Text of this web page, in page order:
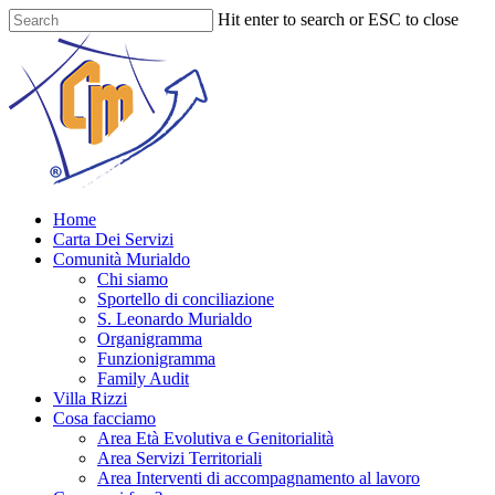
Skip
to
content
Hit enter to search or ESC to close
Menu
Home
Carta Dei Servizi
Comunità Murialdo
Chi siamo
Sportello di conciliazione
S. Leonardo Murialdo
Organigramma
Funzionigramma
Family Audit
Villa Rizzi
Cosa facciamo
Area Età Evolutiva e Genitorialità
Area Servizi Territoriali
Area Interventi di accompagnamento al lavoro